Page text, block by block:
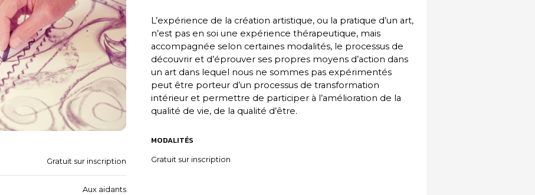
Gratuit sur inscription
Aux aidants
L’expérience de la création artistique, ou la pratique d’un art,
n’est pas en soi une expérience thérapeutique, mais
accompagnée selon certaines modalités, le processus de
découvrir et d’éprouver ses propres moyens d’action dans
un art dans lequel nous ne sommes pas expérimentés
peut être porteur d’un processus de transformation
intérieur et permettre de participer à l’amélioration de la
qualité de vie, de la qualité d’être.
MODALITÉS
Gratuit sur inscription